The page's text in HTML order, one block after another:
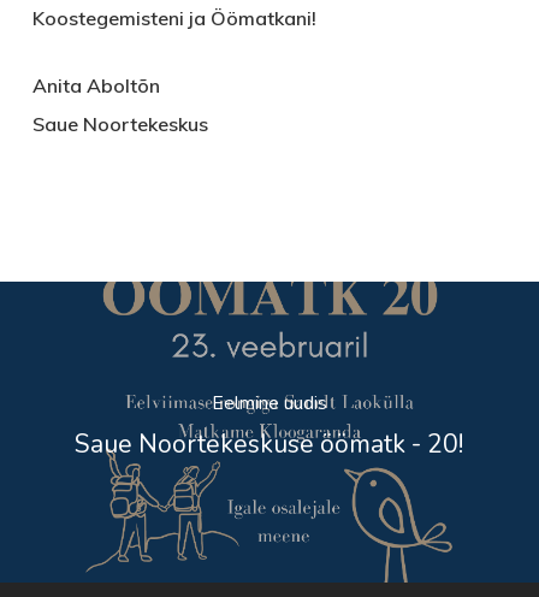
Koostegemisteni ja Öömatkani!
Anita Aboltõn
Saue Noortekeskus
Eelmine uudis
Saue Noortekeskuse öömatk - 20!